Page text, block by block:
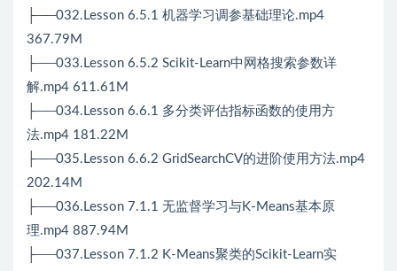
├──032.Lesson 6.5.1 机器学习调参基础理论.mp4
367.79M
├──033.Lesson 6.5.2 Scikit-Learn中网格搜索参数详
解.mp4 611.61M
├──034.Lesson 6.6.1 多分类评估指标函数的使用方
法.mp4 181.22M
├──035.Lesson 6.6.2 GridSearchCV的进阶使用方法.mp4
202.14M
├──036.Lesson 7.1.1 无监督学习与K-Means基本原
理.mp4 887.94M
├──037.Lesson 7.1.2 K-Means聚类的Scikit-Learn实